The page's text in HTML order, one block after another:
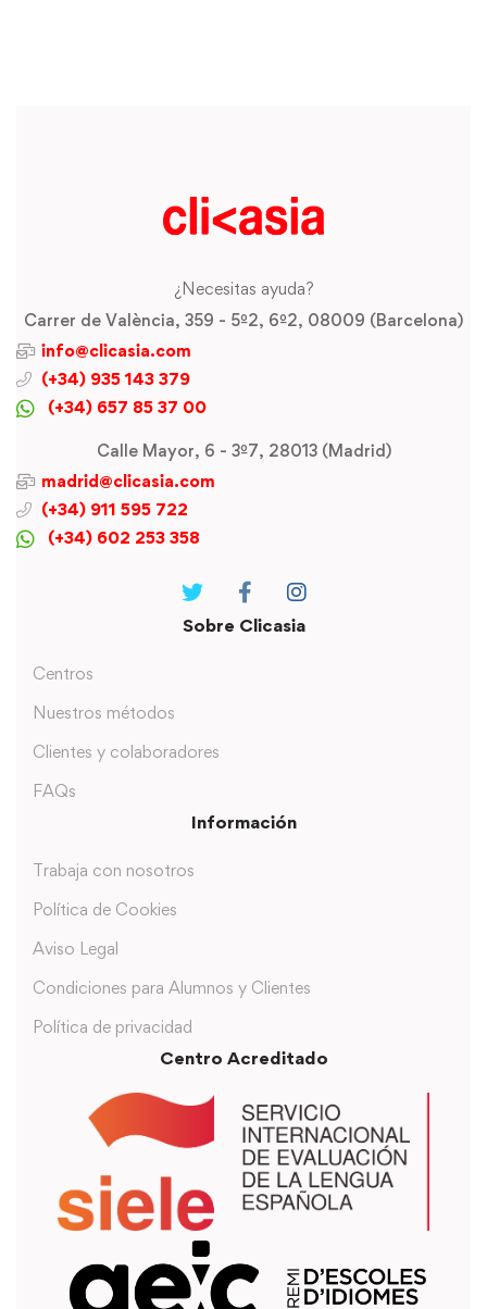
¿Necesitas ayuda?
Carrer de València, 359 - 5º2, 6º2, 08009 (Barcelona)
info@clicasia.com
(+34) 935 143 379
(+34) 657 85 37 00
Calle Mayor, 6 - 3º7, 28013 (Madrid)
madrid@clicasia.com
(+34) 911 595 722
(+34) 602 253 358
Sobre Clicasia
Centros
Nuestros métodos
Clientes y colaboradores
FAQs
Información
Trabaja con nosotros
Política de Cookies
Aviso Legal
Condiciones para Alumnos y Clientes
Política de privacidad
Centro Acreditado